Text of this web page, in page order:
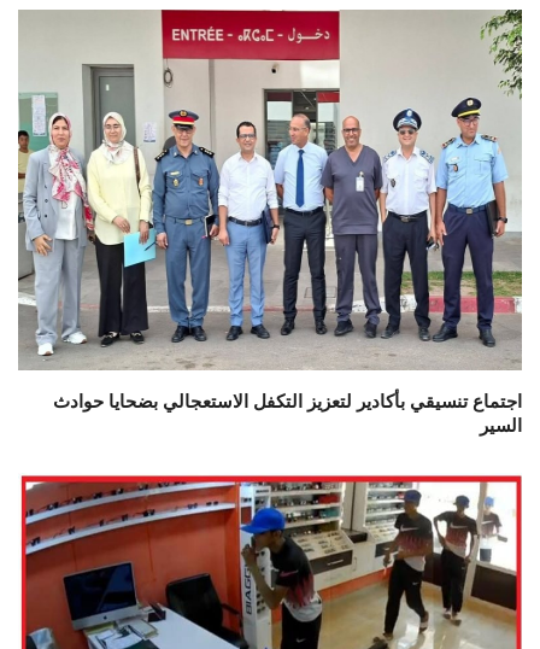
اجتماع تنسيقي بأكادير لتعزيز التكفل الاستعجالي بضحايا حوادث
السير